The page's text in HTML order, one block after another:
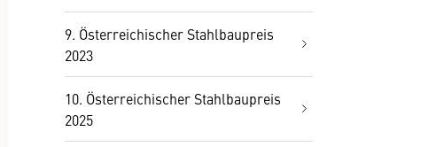
9. Österreichischer Stahlbaupreis
2023
10. Österreichischer Stahlbaupreis
2025